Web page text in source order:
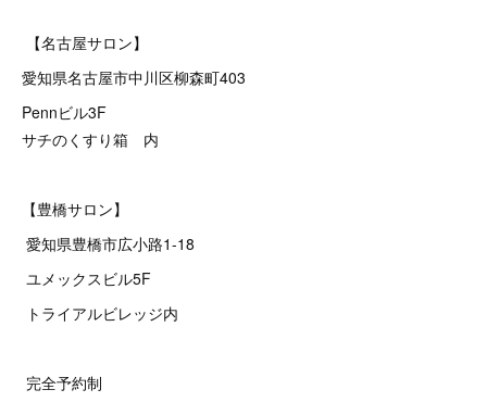
【名古屋サロン】
愛知県名古屋市中川区柳森町403
Pennビル3F
サチのくすり箱 内
【豊橋サロン】
愛知県豊橋市広小路1-18
ユメックスビル5F
トライアルビレッジ内
完全予約制